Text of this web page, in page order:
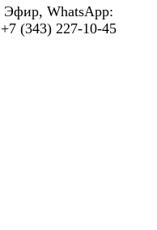
Эфир, WhatsApp:
+7 (343) 227-10-45